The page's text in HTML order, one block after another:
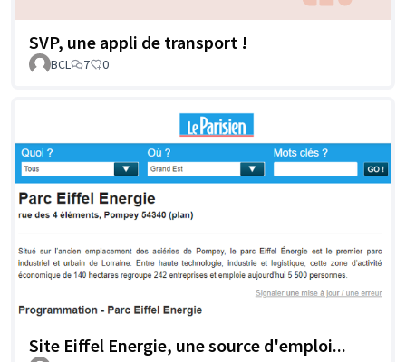
SVP, une appli de transport !
BCL 7 0
Site Eiffel Energie, une source d'emploi...